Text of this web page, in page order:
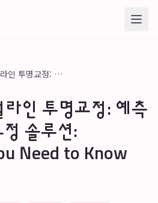
TU치과 인비절라인 투명교정: 예측 가능한 단기 교정 솔루션: Everything You Need to Know
인 투명교정: 예측
솔루션:
Need to Know